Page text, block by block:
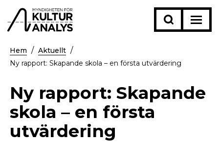
Hem
Aktuellt
Ny rapport: Skapande skola – en första utvärdering
Ny rapport: Skapande
skola – en första
utvärdering